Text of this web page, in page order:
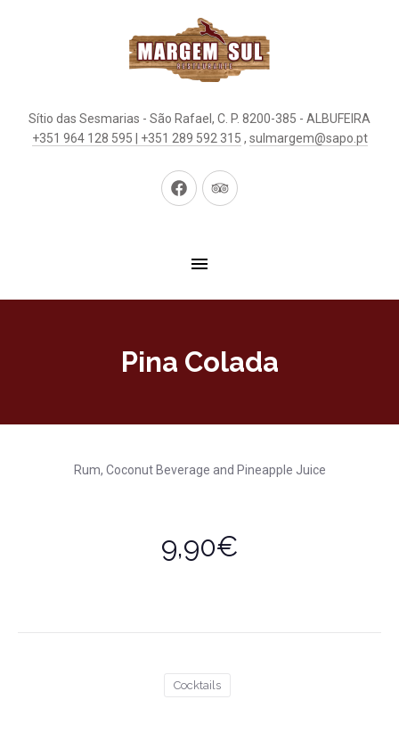
Sítio das Sesmarias - São Rafael, C. P. 8200-385 - ALBUFEIRA
+351 964 128 595 | +351 289 592 315 , sulmargem@sapo.pt
New
New
Pina Colada
Rum, Coconut Beverage and Pineapple Juice
9,90€
Cocktails